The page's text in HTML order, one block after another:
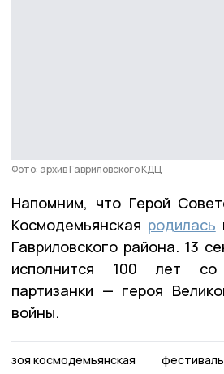
Фото: архив Гавриловского КДЦ
Напомним, что Герой
Космодемьянская родилась
Гавриловского района. 13
исполнится 100 лет
партизанки — героя
войны.
зоя космодемьянская фестиваль